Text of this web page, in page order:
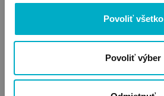
Povoliť všetko
Povoliť výber
PLAY
hrkálka
6.49